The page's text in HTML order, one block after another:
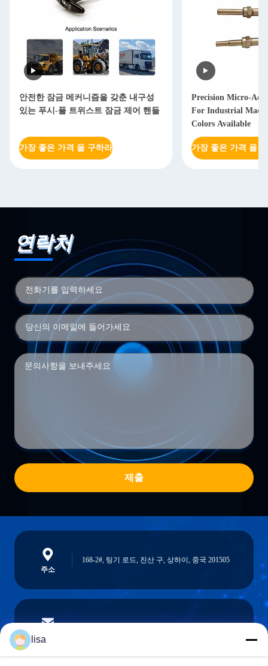
안전한 잠금 메커니즘을 갖춘 내구성
있는 푸시-풀 트위스트 잠금 제어 핸들
가장 좋은 가격 을 구하라
Precision Micro-
For Industrial
Colors Available
가장 좋은 가격 을
연락처
제출
주소
168-2#, 팅기 로드, 진산 구, 상하이, 중국 201505
이메일
lisa